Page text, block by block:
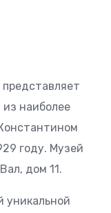
наиболее
году. Музей
дом 11.
уникальной